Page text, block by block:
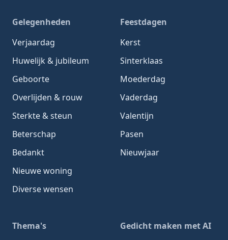
Gelegenheden
Verjaardag
Huwelijk & jubileum
Geboorte
Overlijden & rouw
Sterkte & steun
Beterschap
Bedankt
Nieuwe woning
Diverse wensen
Feestdagen
Kerst
Sinterklaas
Moederdag
Vaderdag
Valentijn
Pasen
Nieuwjaar
Thema's
Gedicht maken met AI